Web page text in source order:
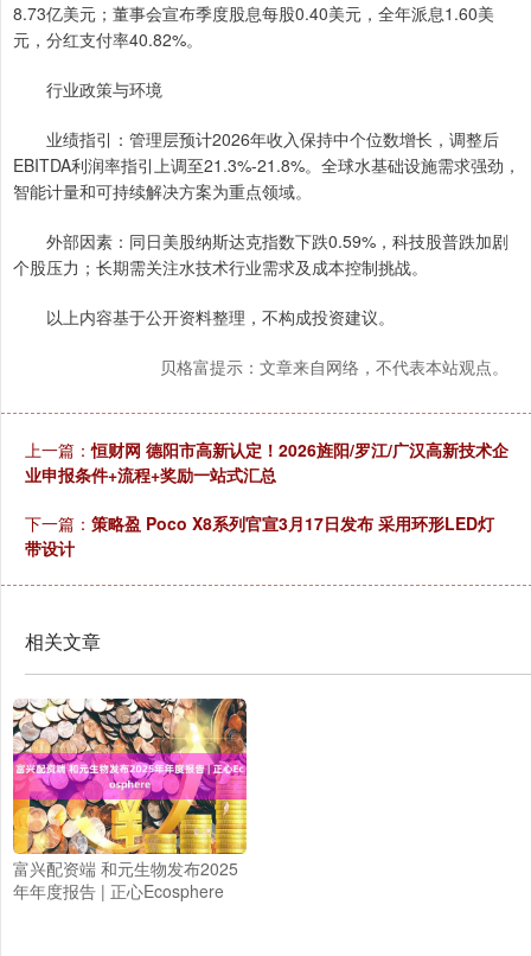
8.73亿美元；董事会宣布季度股息每股0.40美元，全年派息1.60美
元，分红支付率40.82%。
行业政策与环境
业绩指引：管理层预计2026年收入保持中个位数增长，调整后
EBITDA利润率指引上调至21.3%-21.8%。全球水基础设施需求强劲，
智能计量和可持续解决方案为重点领域。
外部因素：同日美股纳斯达克指数下跌0.59%，科技股普跌加剧
个股压力；长期需关注水技术行业需求及成本控制挑战。
以上内容基于公开资料整理，不构成投资建议。
贝格富提示：文章来自网络，不代表本站观点。
上一篇：恒财网 德阳市高新认定！2026旌阳/罗江/广汉高新技术企
业申报条件+流程+奖励一站式汇总
下一篇： 策略盈 Poco X8系列官宣3月17日发布 采用环形LED灯
带设计
相关文章
富兴配资端 和元生物发布2025
年年度报告 | 正心Ecosphere